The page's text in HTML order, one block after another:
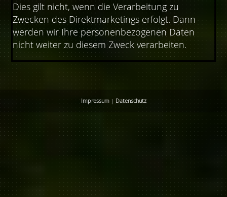
Dies gilt nicht, wenn die Verarbeitung zu
Zwecken des Direktmarketings erfolgt. Dann
werden wir Ihre personenbezogenen Daten
nicht weiter zu diesem Zweck verarbeiten.
Impressum| Datenschutz